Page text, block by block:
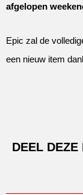
afgelopen
Epic zal de
een nieuw item
DEEL DEZE